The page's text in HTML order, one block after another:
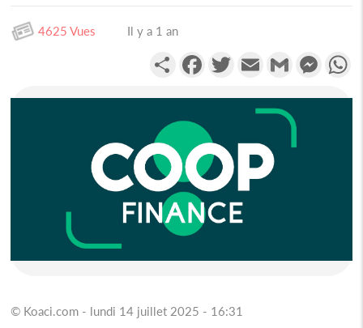
4625 Vues Il y a 1 an
PartagerFacebookTwitterEmail Gmail
© Koaci.com - lundi 14 juillet 2025 - 16:31